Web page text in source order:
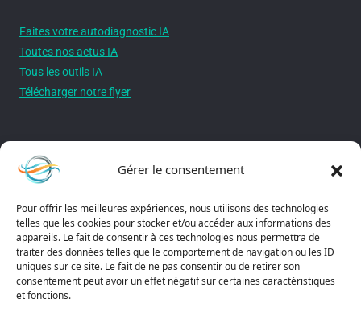
Gérer le consentement
Pour offrir les meilleures expériences, nous utilisons des technologies
telles que les cookies pour stocker et/ou accéder aux informations des
appareils. Le fait de consentir à ces technologies nous permettra de
traiter des données telles que le comportement de navigation ou les ID
uniques sur ce site. Le fait de ne pas consentir ou de retirer son
consentement peut avoir un effet négatif sur certaines caractéristiques
et fonctions.
Faites votre autodiagnostic IA
Toutes nos actus IA
Tous les outils IA
Télécharger notre flyer
Autres liens utiles
A propos - Notre mission
Mentions légales
Politique de confidentialité
Politique de cookies
Conditions générales de vente